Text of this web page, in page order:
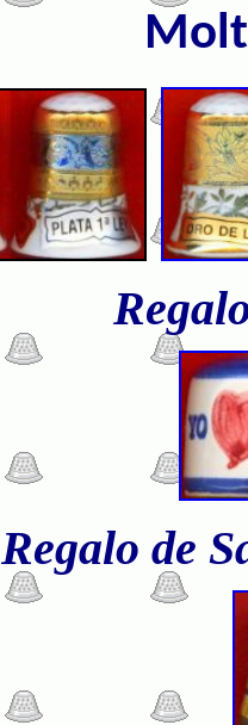
Regalo de